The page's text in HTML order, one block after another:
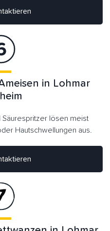
kontaktieren
in Lohmar
lösen meist
Hautschwellungen aus.